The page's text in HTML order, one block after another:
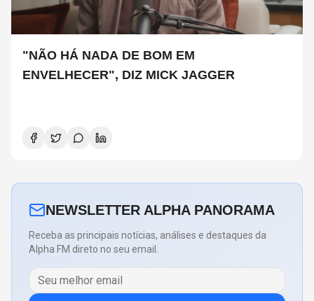
"NÃO HÁ NADA DE BOM EM
ENVELHECER", DIZ MICK JAGGER
NEWSLETTER ALPHA PANORAMA
Receba as principais notícias, análises e destaques da
Alpha FM direto no seu email.